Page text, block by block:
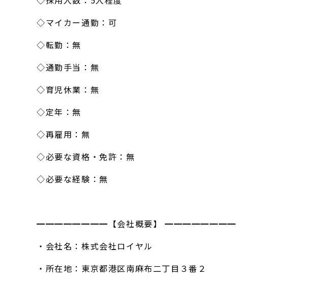
◇マイカー通勤：可
◇転勤：無
◇通勤手当：無
◇育児休業：無
◇定年：無
◇再雇用：無
◇必要な資格・免許：無
◇必要な経験：無
━━━━━━━━【会社概要】 ━━━━━━━━
・会社名：株式会社ロイヤル
・所在地：東京都港区南麻布二丁目３番２